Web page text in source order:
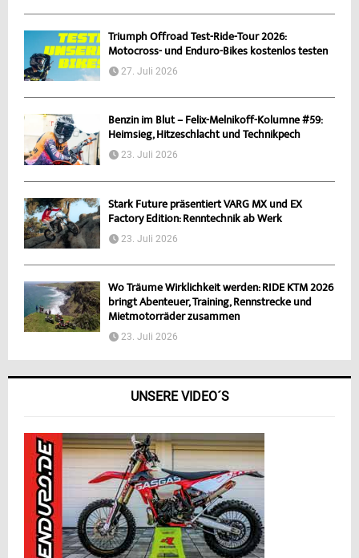
Triumph Offroad Test-Ride-Tour 2026:
Motocross- und Enduro-Bikes kostenlos testen
27. Juli 2026
Benzin im Blut – Felix-Melnikoff-Kolumne #59:
Heimsieg, Hitzeschlacht und Technikpech
23. Juli 2026
Stark Future präsentiert VARG MX und EX
Factory Edition: Renntechnik ab Werk
23. Juli 2026
Wo Träume Wirklichkeit werden: RIDE KTM 2026
bringt Abenteuer, Training, Rennstrecke und
Mietmotorräder zusammen
23. Juli 2026
UNSERE VIDEO´S